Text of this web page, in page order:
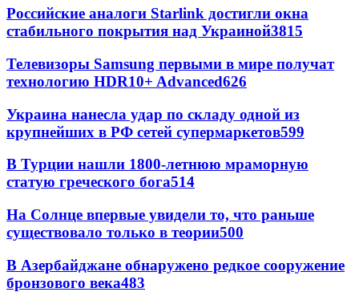
Российские аналоги Starlink достигли окна
стабильного покрытия над Украиной3815
Телевизоры Samsung первыми в мире получат
технологию HDR10+ Advanced626
Украина нанесла удар по складу одной из
крупнейших в РФ сетей супермаркетов599
В Турции нашли 1800-летнюю мраморную
статую греческого бога514
На Солнце впервые увидели то, что раньше
существовало только в теории500
В Азербайджане обнаружено редкое сооружение
бронзового века483